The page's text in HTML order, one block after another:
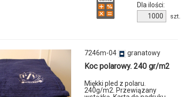
Dla ilości:
Ilość
produktu
szt.
7246m-04 granatowy
Koc polarowy. 240 gr/m2
Miękki pled z polaru.
240g/m2. Przewiązany